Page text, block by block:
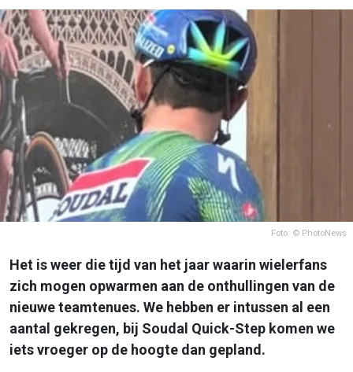
Foto: © PhotoNews
Het is weer die tijd van het jaar waarin wielerfans
zich mogen opwarmen aan de onthullingen van de
nieuwe teamtenues. We hebben er intussen al een
aantal gekregen, bij Soudal Quick-Step komen we
iets vroeger op de hoogte dan gepland.